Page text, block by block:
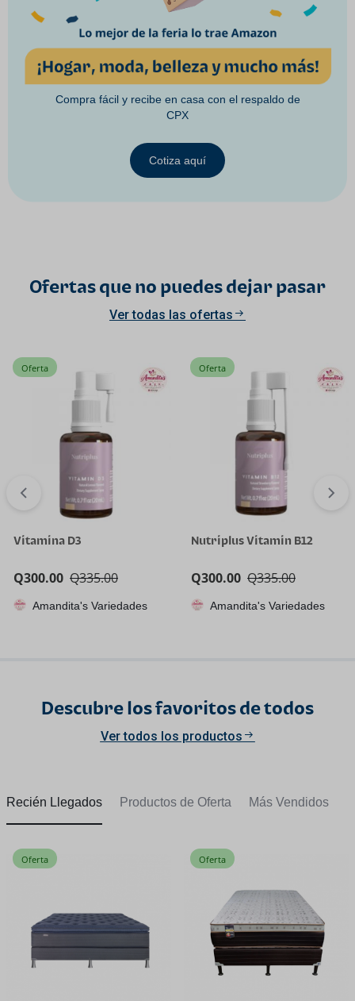
Compra fácil y recibe en casa con el respaldo de
CPX
Cotiza aquí
Ofertas que no puedes dejar pasar
Ver todas las ofertas
Oferta
Vitamina D3
Q335.00
Q300.00
Amandita's Variedades
Oferta
Nutriplus Vitamin B12
Q335.00
Q300.00
Amandita's Variedades
Descubre los favoritos de todos
Ver todos los productos
Recién Llegados Productos de Oferta Más Vendidos
Oferta Oferta